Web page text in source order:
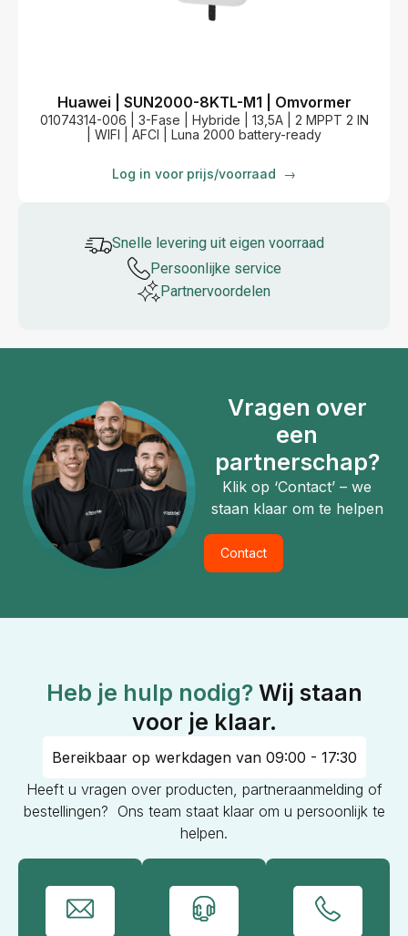
Huawei | SUN2000-8KTL-M1 | Omvormer
01074314-006 | 3-Fase | Hybride | 13,5A | 2 MPPT 2 IN
| WIFI | AFCI | Luna 2000 battery-ready
Log in voor prijs/voorraad →
Snelle levering uit eigen voorraad
Persoonlijke service
Partner­voordelen
Vragen over
een
partnerschap?
Klik op ‘Contact’ – we
staan klaar om te helpen
Contact
Heb je hulp nodig?Wij staan
voor je klaar.
Bereikbaar op werkdagen van 09:00 - 17:30
Heeft u vragen over producten, partneraanmelding of
bestellingen? Ons team staat klaar om u persoonlijk te
helpen.